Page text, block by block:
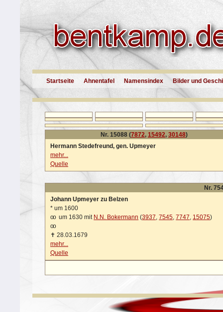
Startseite Ahnentafel Namensindex Bilder und
Nr. 15088 (7872, 15492, 30148)
Hermann Stedefreund, gen. Upmeyer
mehr...
Quelle
Nr.
Johann Upmeyer zu Belzen
* um 1600
oo um 1630 mit N.N. Bokermann (3937,7545,7747, 15075)
oo
✝ 28.03.1679
mehr...
Quelle